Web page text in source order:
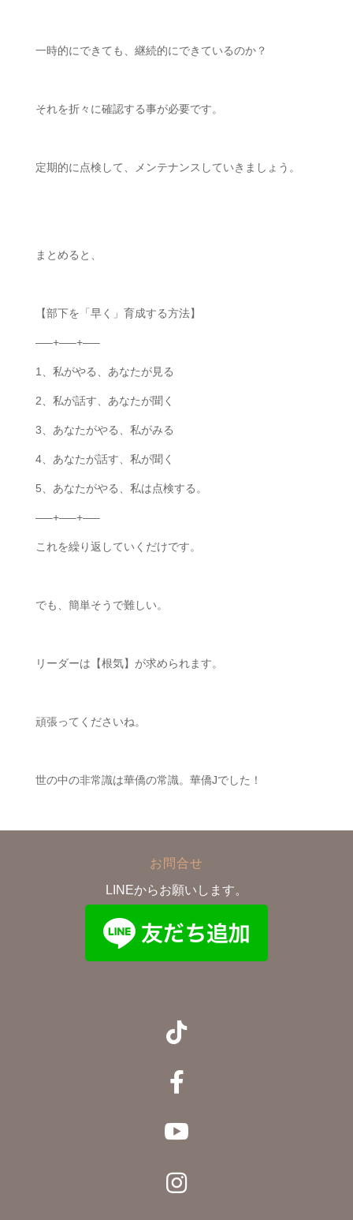
一時的にできても、継続的にできているのか？
それを折々に確認する事が必要です。
定期的に点検して、メンテナンスしていきましょう。
まとめると、
【部下を「早く」育成する方法】
—–+—–+—–
1、私がやる、あなたが見る
2、私が話す、あなたが聞く
3、あなたがやる、私がみる
4、あなたが話す、私が聞く
5、あなたがやる、私は点検する。
—–+—–+—–
これを繰り返していくだけです。
でも、簡単そうで難しい。
リーダーは【根気】が求められます。
頑張ってくださいね。
世の中の非常識は華僑の常識。華僑Jでした！
お問合せ
LINEからお願いします。



